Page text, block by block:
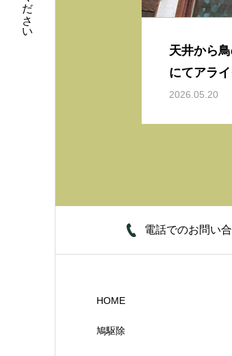
天井から
にてアラ
2026.05.20
電話でのお問い
HOME
鳩駆除